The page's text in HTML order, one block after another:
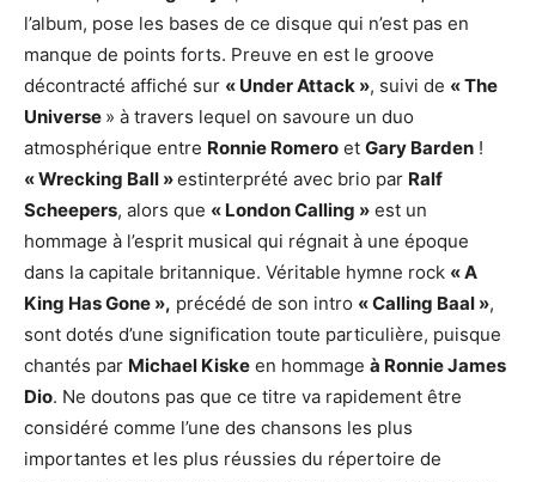
l’album, pose les bases de ce disque qui n’est pas en
manque de points forts. Preuve en est le groove
décontracté affiché sur « Under Attack », suivi de « The
Universe » à travers lequel on savoure un duo
atmosphérique entre Ronnie Romero et Gary Barden !
« Wrecking Ball »estinterprété avec brio par Ralf
Scheepers, alors que « London Calling » est un
hommage à l’esprit musical qui régnait à une époque
dans la capitale britannique. Véritable hymne rock « A
King Has Gone », précédé de son intro « Calling Baal »,
sont dotés d’une signification toute particulière, puisque
chantés par Michael Kiske en hommage à Ronnie James
Dio. Ne doutons pas que ce titre va rapidement être
considéré comme l’une des chansons les plus
importantes et les plus réussies du répertoire de